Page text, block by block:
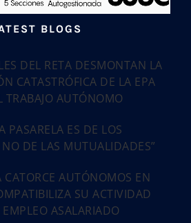
BLOGS
DEL RETA DESMONTAN LA
CATASTRÓFICA DE LA EPA
TRABAJO AUTÓNOMO
PASARELA ES DE LOS
DE LAS MUTUALIDADES”
AUTÓNOMOS EN
SU ACTIVIDAD
ASALARIADO